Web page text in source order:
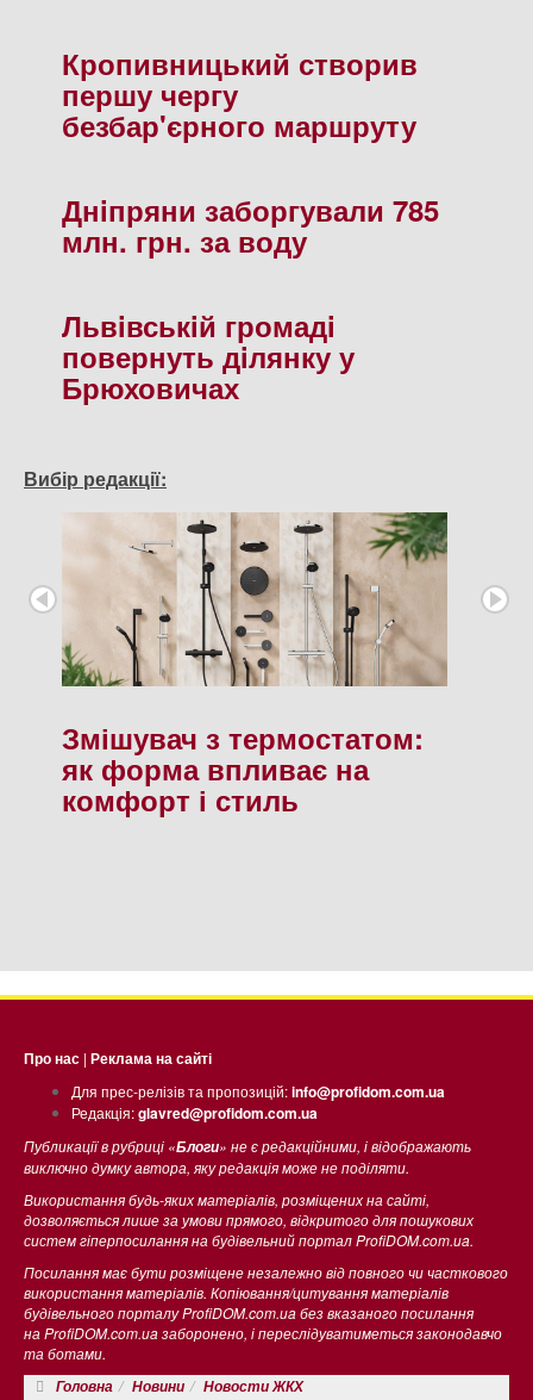
Кропивницький створив
першу чергу
безбар'єрного маршруту
Днiпряни заборгували 785
млн. грн. за воду
Львiвськiй громадi
повернуть дiлянку у
Брюховичах
Вибір редакції:
Змішувач з термостатом:
як форма впливає на
комфорт і стиль
Про нас | Реклама на сайті
Для прес-релізів та пропозицій:info@profidom.com.ua
Редакція:glavred@profidom.com.ua
Публикації в рубриці «Блоги» не є редакційними, і відображають
виключно думку автора, яку редакція може не поділяти.
Використання будь-яких матеріалів, розміщених на сайті,
дозволяється лише за умови прямого, відкритого для пошукових
систем гіперпосилання на будівельний портал ProfiDOM.com.ua.
Посилання має бути розміщене незалежно від повного чи часткового
використання матеріалів. Копіювання/цитування матеріалів
будівельного порталу ProfiDOM.com.ua без вказаного посилання
на ProfiDOM.com.ua заборонено, і переслідуватиметься законодавчо
та ботами.
Головна
Новини
Новости ЖКХ